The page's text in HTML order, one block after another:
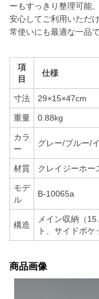
ーもすっきり整理可能
安心してご利用いただ
常使いにも最適な一品で
項
目
仕様
寸法 29×15×47cm
重量 0.88kg
カラ
ー
グレー/ブルー/
材質 クレイジーホー
モデ
ル
B-10065a
構造
メイン収納（
ト、サイドポ
商品画像